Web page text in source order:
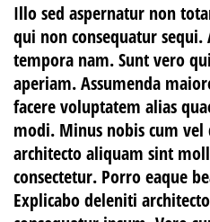
Illo sed aspernatur non
qui non consequatur
tempora nam. Sunt vero
aperiam. Assumenda
facere voluptatem alias
modi. Minus nobis cum
architecto aliquam sint
consectetur. Porro eaque
Explicabo deleniti